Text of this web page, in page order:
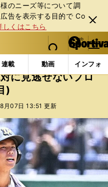
のニーズ等について調
告を表⽰する⽬的で Co
しくはこちら
閉じ
る
web Sportiva (webスポルティーバ)
検索
マイペ
ー
ジ
メニュ
連載 動画 インフォ
ムフォト 2023年夏の甲子
に見逃せないプロ
)
月07日 13:51 更新